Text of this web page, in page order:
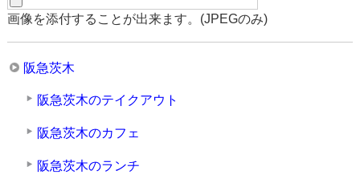
画像を添付することが出来ます。(JPEGのみ)
阪急茨木
阪急茨木のテイクアウト
阪急茨木のカフェ
阪急茨木のランチ